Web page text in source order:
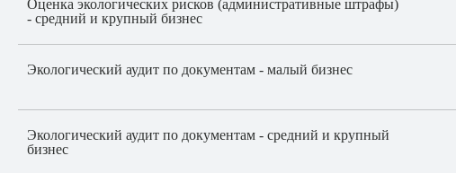
Оценка экологических рисков (административные штрафы)
- средний и крупный бизнес
Экологический аудит по документам - малый бизнес
Экологический аудит по документам - средний и крупный
бизнес